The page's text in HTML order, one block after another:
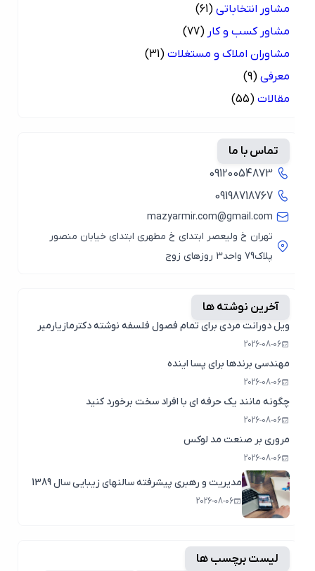
مشاور انتخاباتی (61)
مشاور کسب و کار (77)
مشاوران املاک و مستغلات (31)
معرفی (9)
مقالات (55)
تماس با ما
09120054873
09198718767
mazyarmir.com@gmail.com
تهران خ ولیعصر ابتدای خ مطهری ابتدای خیابان منصور
پلاک79 واحد3 روزهای زوج
آخرین نوشته ها
ویل دورانت مردی برای تمام فصول فلسفه نوشته دکترمازیارمیر
2026-08-06
مهندسی برندها برای پسا اینده
2026-08-06
چگونه مانند یک حرفه ای با افراد سخت برخورد کنید
2026-08-06
مروری بر صنعت مد لوکس
2026-08-06
مدیریت و رهبری پیشرفته سالنهای زیبایی سال 1389
2026-08-06
لیست برچسب ها